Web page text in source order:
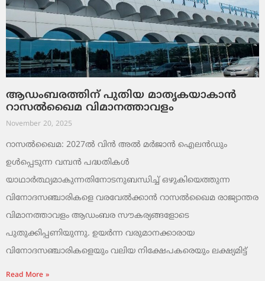
ആഡംബരത്തിന് പുതിയ മാതൃകയാകാൻ
റാസൽഖൈമ വിമാനത്താവളം
November 20, 2025
റാസൽഖൈമ: 2027ൽ വിൻ അൽ മർജാൻ ഐലൻഡും
ഉൾപ്പെടുന്ന വമ്പൻ പദ്ധതികൾ
യാഥാർത്ഥ്യമാകുന്നതിനോടനുബന്ധിച്ച് ഒഴുകിയെത്തുന്ന
വിനോദസഞ്ചാരികളെ വരവേൽക്കാൻ റാസൽഖൈമ രാജ്യാന്തര
വിമാനത്താവളം ആഡംബര സൗകര്യങ്ങളോടെ
പുതുക്കിപ്പണിയുന്നു. ഉയർന്ന വരുമാനക്കാരായ
വിനോദസഞ്ചാരികളെയും വലിയ നിക്ഷേപകരെയും ലക്ഷ്യമിട്ട്
Read More »